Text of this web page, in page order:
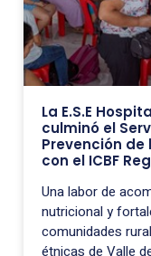
La E.S.E
culminó el
Prevención
con el ICBF
Una labor de
nutricional y
comunidades
étnicas de Valle